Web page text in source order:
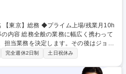
担当業務を決定します。その後はジョブ
いただくことを想定しています。 【業
業務：慶弔対応 など ■転勤に関わる業務
完全週休2日制 土日祝休み